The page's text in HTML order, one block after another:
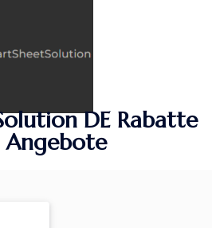
DE Rabatte
Angebote